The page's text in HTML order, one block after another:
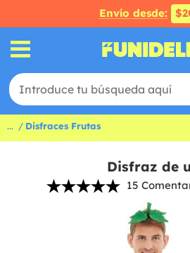
Envío desde:
... Disfraces Frutas
Disfraz de
15